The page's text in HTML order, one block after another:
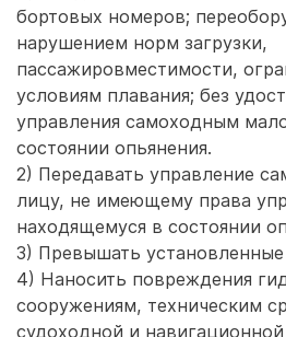
бортовых номеров;
нарушением норм загрузки,
пассажировместимости,
условиям плавания; без
управления самоходным
состоянии опьянения.
2) Передавать управление
лицу, не имеющему права
находящемуся в состоянии
3) Превышать
4) Наносить повреждения
сооружениям, техническим
судоходной и